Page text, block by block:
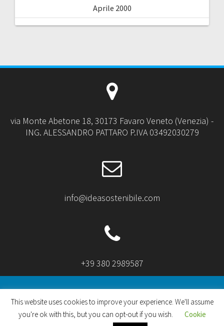
Aprile 2000
via Monte Abetone 18, 30173 Favaro Veneto (Venezia) -
ING. ALESSANDRO PATTARO P.IVA 03492030279
info@ideasostenibile.com
+39 380 2989587
© 2026 idea sostenibile. Realizzato con WordPress e
This website uses cookies to improve your experience. We'll assume
you're ok with this, but you can opt-out if you wish.
Cookie